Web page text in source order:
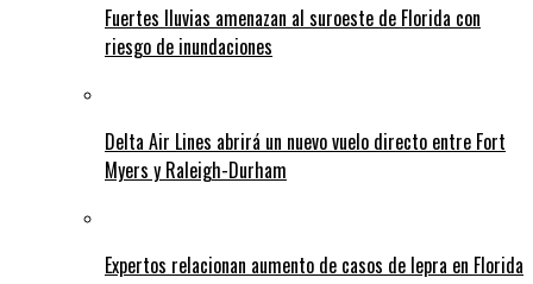
Fuertes lluvias amenazan al suroeste de Florida con
riesgo de inundaciones
Delta Air Lines abrirá un nuevo vuelo directo entre Fort
Myers y Raleigh-Durham
Expertos relacionan aumento de casos de lepra en Florida